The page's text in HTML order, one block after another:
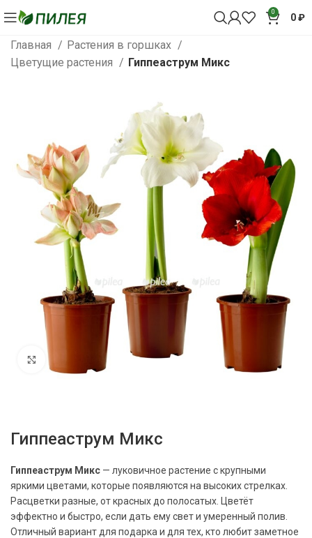
0 0₽
Главная
Растения в горшках
Цветущие растения
Гиппеаструм Микс
Нажмите, чтобы увеличить
Гиппеаструм Микс
Гиппеаструм Микс — луковичное растение с крупными
яркими цветами, которые появляются на высоких стрелках.
Расцветки разные, от красных до полосатых. Цветёт
эффектно и быстро, если дать ему свет и умеренный полив.
Отличный вариант для подарка и для тех, кто любит заметное